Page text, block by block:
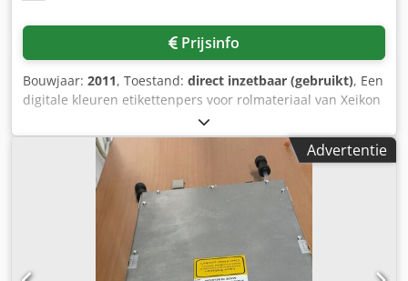
Prijsinfo
Bouwjaar: 2011, Toestand: direct inzetbaar (gebruikt), Een
digitale kleuren etikettenpers voor rolmateriaal van Xeikon
inclusief een Hunkeler afwikkelmodule is beschikbaar.
Resolutie X/Y: 1200/3600 dpi, maximale drukbreedte: 322
mm, materiaalbreedte: 200–330 mm, maximale druklengte
(rapport): 55 m, maximale productiecapaciteit: 380 m²/u,
materiaalgewicht: 40–350 g/m². Afwikkelunit Hunkeler
UW6-C 7199, bouwjaar: 2011, maximale roldiameter: 1370
mm, baanbreedte: 520 mm, baansnelheid: 220 m/min,
maximaal rolgewicht: 600 kg. Documentatie aanwezig.
Bezichtiging ter plaatse mogelijk. Djdpfey Igc Ijx Acteck
Advertentie